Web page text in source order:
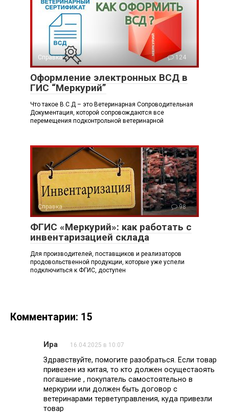
Справка 124
Оформление электронных ВСД в
ГИС “Меркурий”
Что такое В.С.Д – это Ветеринарная Сопроводительная
Документация, которой сопровождаются все
перемещения подконтрольной ветеринарной
Справка 98
ФГИС «Меркурий»: как работать с
инвентаризацией склада
Для производителей, поставщиков и реализаторов
продовольственной продукции, которые уже успели
подключиться к ФГИС, доступен
Комментарии: 15
Ира 16.04.2025 в 10:07
Здравствуйте, помогите разобраться. Если товар
привезен из китая, то кто должен осущестаоять
погашение , покупатель самостоятельно в
меркурии или должен быть договор с
ветеринарами терветуправления, куда привезли
товар